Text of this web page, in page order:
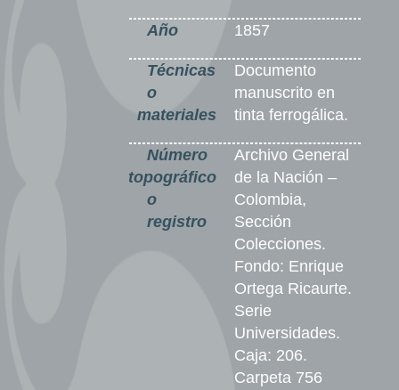
Año 1857
Técnicas
o
materiales
Documento
manuscrito en
tinta ferrogálica.
Número
topográfico
o
registro
Archivo General
de la Nación –
Colombia,
Sección
Colecciones.
Fondo: Enrique
Ortega Ricaurte.
Serie
Universidades.
Caja: 206.
Carpeta 756